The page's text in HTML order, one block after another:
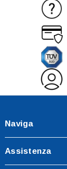
Naviga
Assistenza